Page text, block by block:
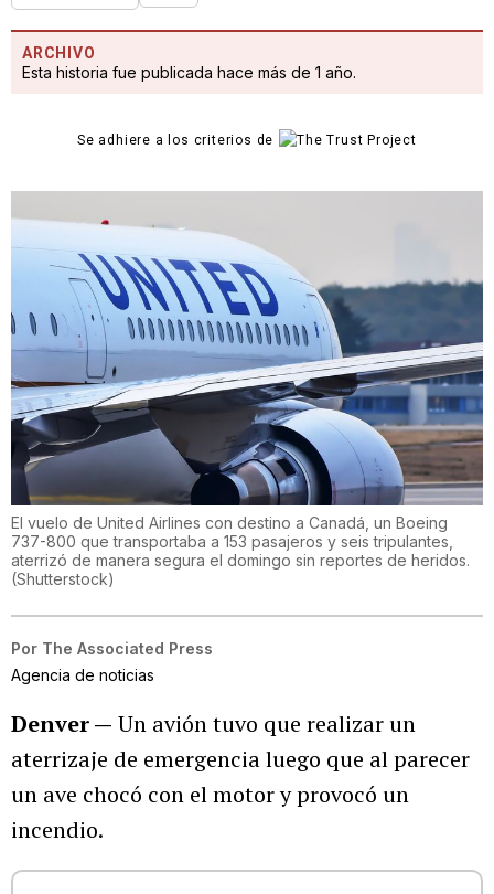
ARCHIVO
Esta historia fue publicada hace más de 1 año.
Se adhiere a los criterios de
El vuelo de United Airlines con destino a Canadá, un Boeing
737-800 que transportaba a 153 pasajeros y seis tripulantes,
aterrizó de manera segura el domingo sin reportes de heridos.
(Shutterstock)
Por The Associated Press
Agencia de noticias
Denver — Un avión tuvo que realizar un
aterrizaje de emergencia luego que al parecer
un ave chocó con el motor y provocó un
incendio.